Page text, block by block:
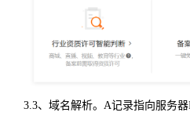
3.3、域名解析。A记录指向服务